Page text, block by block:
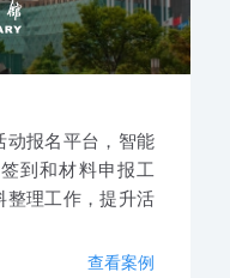
动报名平台，智能
到和材料申报工
整理工作，提升活
查看案例